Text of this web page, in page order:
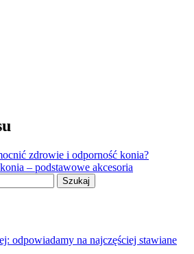
zdrowie i odporność konia?
– podstawowe akcesoria
odpowiadamy na najczęściej stawiane